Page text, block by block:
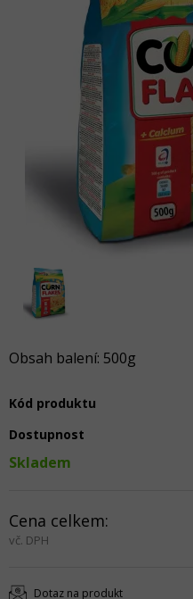
Obsah balení: 500g
Kód produktu
Dostupnost
Skladem
Cena celkem:
vč. DPH
Dotaz na produkt